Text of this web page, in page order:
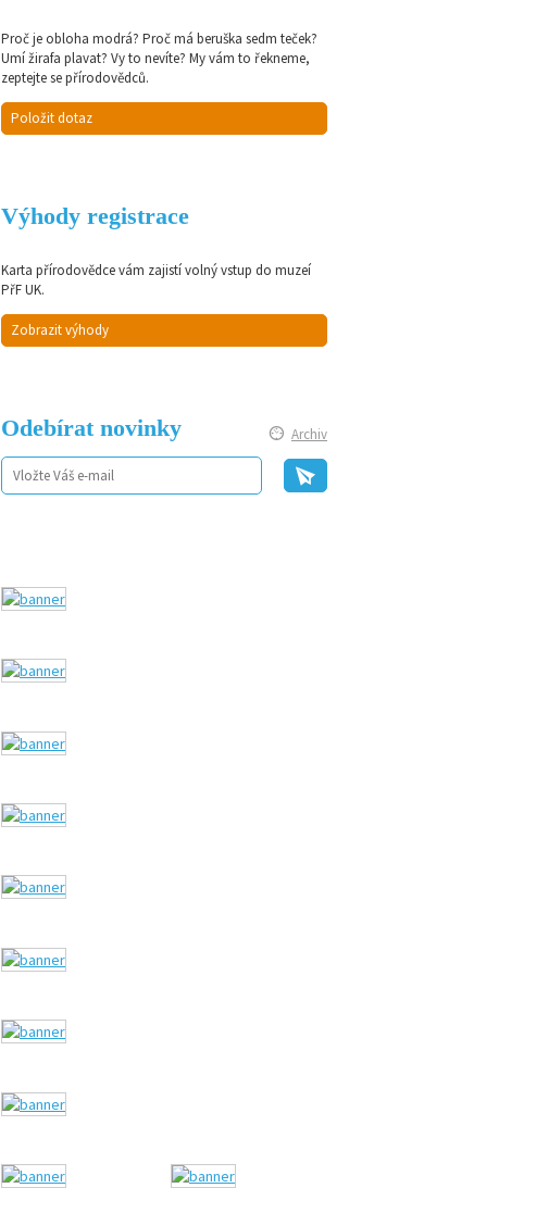
Proč je obloha modrá? Proč má beruška sedm teček?
Umí žirafa plavat? Vy to nevíte? My vám to řekneme,
zeptejte se přírodovědců.
Položit dotaz
Výhody registrace
Karta přírodovědce vám zajistí volný vstup do muzeí
PřF UK.
Zobrazit výhody
Archiv
Odebírat novinky